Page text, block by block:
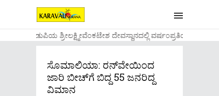
....ಉಡುಪಿಯ ಶ್ರೀಲಕ್ಷ್ಮೀವೆ೦ಕಟೇಶ ದೇವಸ್ಥಾನದಲ್ಲಿ ವರ್ಷ೦ಪ್ರತಿಯ
ಸೊಮಾಲಿಯಾ: ರನ್​​ವೇಯಿಂದ
ಜಾರಿ ಬೀಚ್​​ಗೆ ಬಿದ್ದ 55 ಜನರಿದ್ದ
ವಿಮಾನ